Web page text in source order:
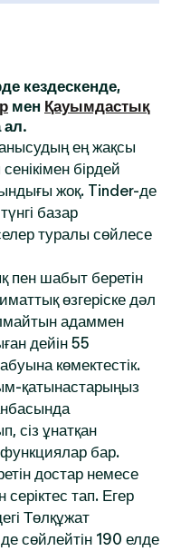
кездескенде,
мен Қауымдастық
ең жақсы
бірдей
жоқ. Tinder-де
базар
туралы сөйлесе
пен шабыт беретін
өзгеріске дәл
адаммен
дейін 55
көмектестік.
қатынастарыңыз
сіз ұнатқан
функциялар бар.
достар немесе
тап. Егер
Төлқұжат
сөйлейтін 190 елде